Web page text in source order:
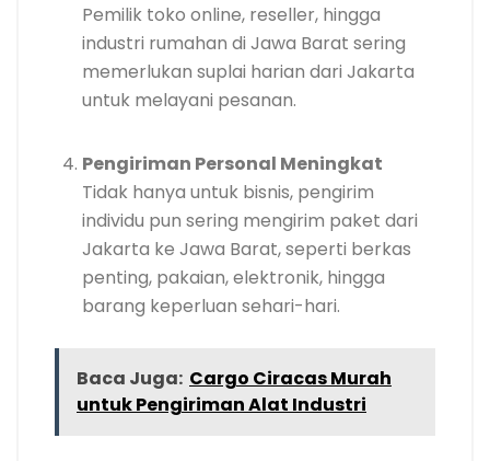
Pemilik toko online, reseller, hingga
industri rumahan di Jawa Barat sering
memerlukan suplai harian dari Jakarta
untuk melayani pesanan.
Pengiriman Personal Meningkat
Tidak hanya untuk bisnis, pengirim
individu pun sering mengirim paket dari
Jakarta ke Jawa Barat, seperti berkas
penting, pakaian, elektronik, hingga
barang keperluan sehari-hari.
Baca Juga: Cargo Ciracas Murah
untuk Pengiriman Alat Industri